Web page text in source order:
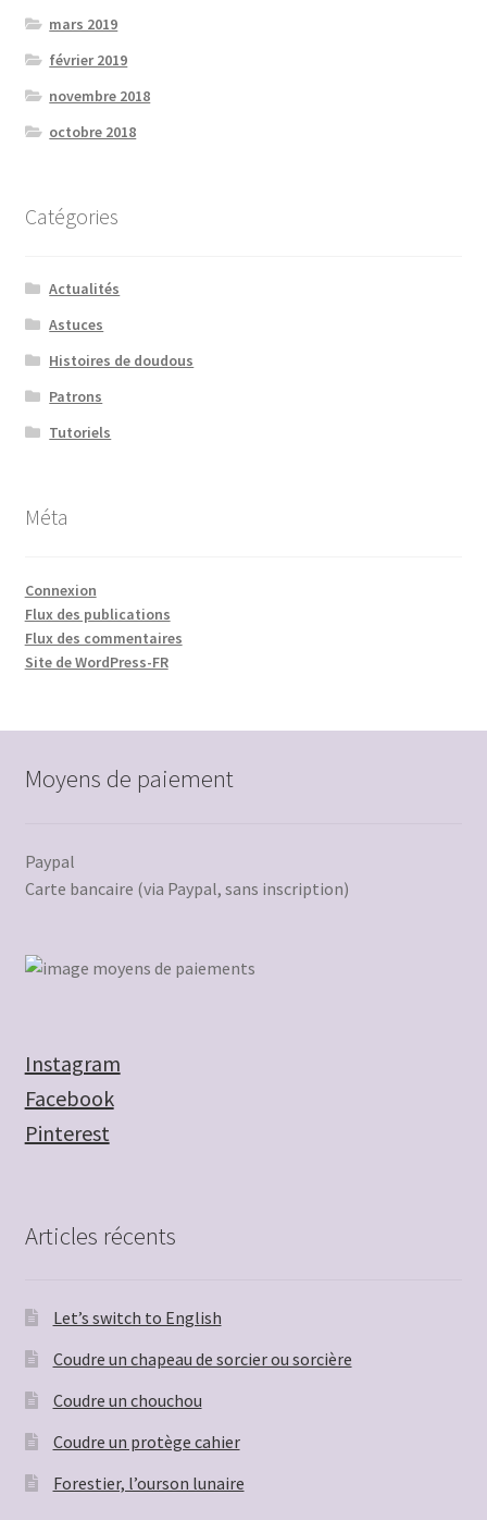
mars 2019
février 2019
novembre 2018
octobre 2018
Catégories
Actualités
Astuces
Histoires de doudous
Patrons
Tutoriels
Méta
Connexion
Flux des publications
Flux des commentaires
Site de WordPress-FR
Moyens de paiement
Paypal
Carte bancaire (via Paypal, sans inscription)
Instagram
Facebook
Pinterest
Articles récents
Let’s switch to English
Coudre un chapeau de sorcier ou sorcière
Coudre un chouchou
Coudre un protège cahier
Forestier, l’ourson lunaire